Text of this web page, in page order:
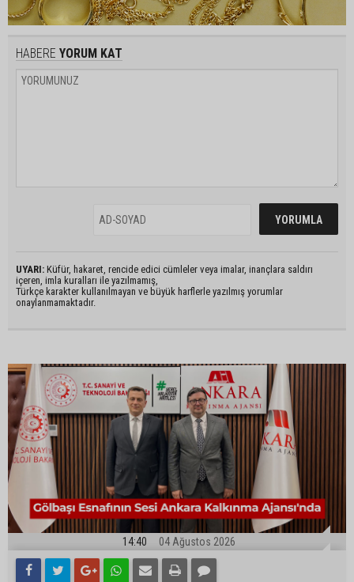
HABERE YORUM KAT
UYARI: Küfür, hakaret, rencide edici cümleler veya imalar, inançlara saldırı
içeren, imla kuralları ile yazılmamış,
Türkçe karakter kullanılmayan ve büyük harflerle yazılmış yorumlar
onaylanmamaktadır.
14:40 04 Ağustos 2026